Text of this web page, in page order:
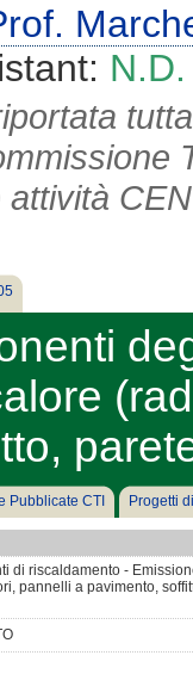
N.D.
Pubblicate CTI Progetti
di riscaldamento -
pannelli a pavimento,